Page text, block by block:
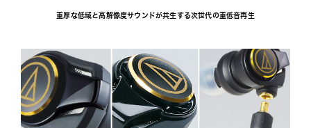
重厚な低域と高解像度サウンドが共生する次世代の重低音再生